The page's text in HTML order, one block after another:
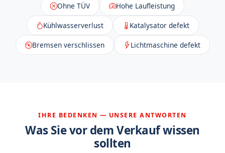
Ohne TÜV Hohe Laufleistung
Kühlwasserverlust Katalysator defekt
Bremsen verschlissen Lichtmaschine defekt
IHRE BEDENKEN — UNSERE ANTWORTEN
Was Sie vor dem Verkauf wissen
sollten